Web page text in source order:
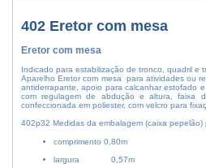
402 Eretor com mesa
Eretor com mesa
Indicado para estabilização de tronco, quadril e
Aparelho Eretor com mesa para atividades ou
antiderrapante, apoio para calcanhar estofado
com regulagem de abdução e altura, faixa
confeccionada em poliester, com velcro para
402p32 Medidas da embalagem (caixa pepelão)
comprimento 0,80m
largura 0,57m